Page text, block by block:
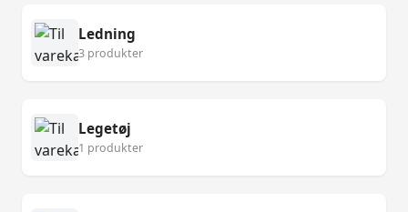
Ledning
3 produkter
Legetøj
1 produkter